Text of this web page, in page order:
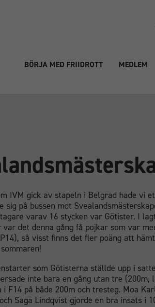
BÖRJA MED FRIIDROTT MEDLEM
IVM gick av stapeln i Belgrad hade vi
sig på bussen mot
varav 16 stycken var Götister. I
var det denna gång få pojkar som var
så visst finns det fler poäng att
som Götisterna ställde upp i
inte bara en gång utan tre
i F14 på både 200m och tresteg. Moa
Saga Lindqvist gjorde en bra insats i